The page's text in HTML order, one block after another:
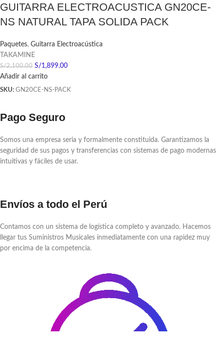
GUITARRA ELECTROACUSTICA GN20CE-
NS NATURAL TAPA SOLIDA PACK
Paquetes, Guitarra Electroacústica
TAKAMINE
S/2,100.00 S/1,899.00
Añadir al carrito
SKU: GN20CE-NS-PACK
Pago Seguro
Somos una empresa seria y formalmente constituida. Garantizamos la
seguridad de sus pagos y transferencias con sistemas de pago modernas
intuitivas y fáciles de usar.
Envíos a todo el Perú
Contamos con un sistema de logística completo y avanzado. Hacemos
llegar tus Suministros Musicales inmediatamente con una rapidez muy
por encima de la competencia.